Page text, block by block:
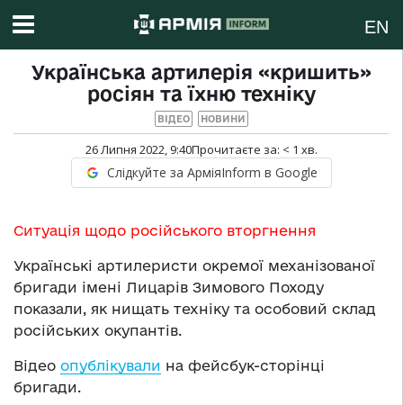
EN
Українська артилерія «кришить»
росіян та їхню техніку
ВІДЕО НОВИНИ
26 Липня 2022, 9:40Прочитаєте за: < 1 хв.
Слідкуйте за АрміяInform в Google
Ситуація щодо російського вторгнення
Українські артилеристи окремої механізованої
бригади імені Лицарів Зимового Походу
показали, як нищать техніку та особовий склад
російських окупантів.
Відео опублікували на фейсбук-сторінці
бригади.